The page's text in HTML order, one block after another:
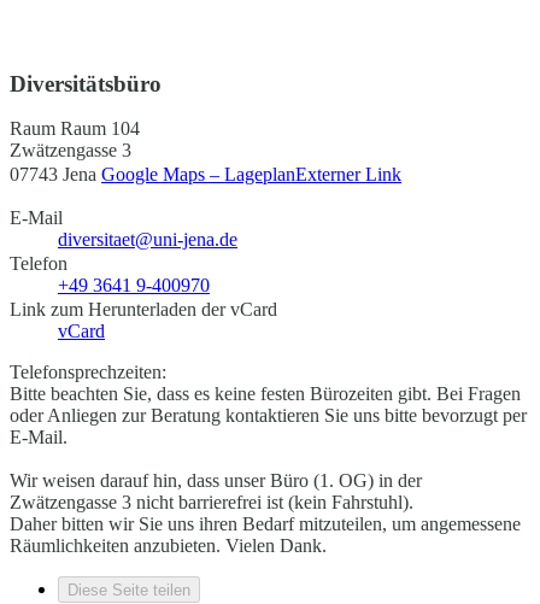
Diversitätsbüro
Raum Raum 104
Zwätzengasse 3
07743 Jena Google Maps – LageplanExterner Link
E-Mail
diversitaet@uni-jena.de
Telefon
+49 3641 9-400970
Link zum Herunterladen der vCard
vCard
Telefonsprechzeiten:
Bitte beachten Sie, dass es keine festen Bürozeiten gibt. Bei Fragen
oder Anliegen zur Beratung kontaktieren Sie uns bitte bevorzugt per
E-Mail.
Wir weisen darauf hin, dass unser Büro (1. OG) in der
Zwätzengasse 3 nicht barrierefrei ist (kein Fahrstuhl).
Daher bitten wir Sie uns ihren Bedarf mitzuteilen, um angemessene
Räumlichkeiten anzubieten. Vielen Dank.
Diese Seite teilen